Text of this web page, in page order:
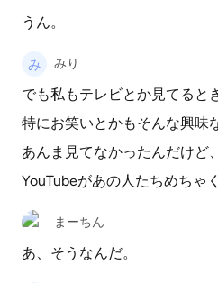
うん。
みり
でも私もテレビとか見てると
特にお笑いとかもそんな興味
あんま見てなかったんだけど、
YouTubeがあの人たちめちゃ
まーちん
あ、そうなんだ。